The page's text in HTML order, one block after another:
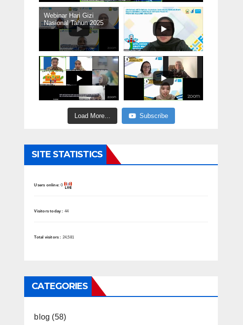
Webinar Hari Gizi
Nasional Tahun 2025
Load More... Subscribe
SITE STATISTICS
Users online:0
Visitors today : 44
Total visitors : 24,581
CATEGORIES
blog (58)